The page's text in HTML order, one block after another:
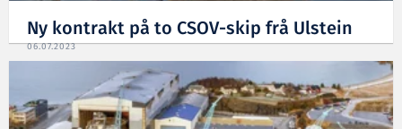
Ny kontrakt på to CSOV-skip frå Ulstein
06.07.2023